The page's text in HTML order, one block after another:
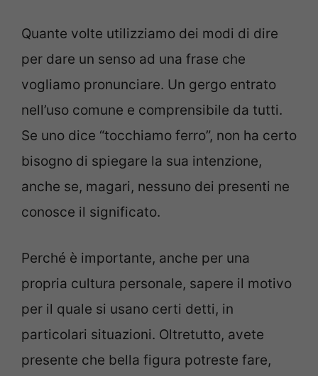
Quante volte utilizziamo dei modi di dire
per dare un senso ad una frase che
vogliamo pronunciare. Un gergo entrato
nell’uso comune e comprensibile da tutti.
Se uno dice “tocchiamo ferro”, non ha certo
bisogno di spiegare la sua intenzione,
anche se, magari, nessuno dei presenti ne
conosce il significato.
Perché è importante, anche per una
propria cultura personale, sapere il motivo
per il quale si usano certi detti, in
particolari situazioni. Oltretutto, avete
presente che bella figura potreste fare,